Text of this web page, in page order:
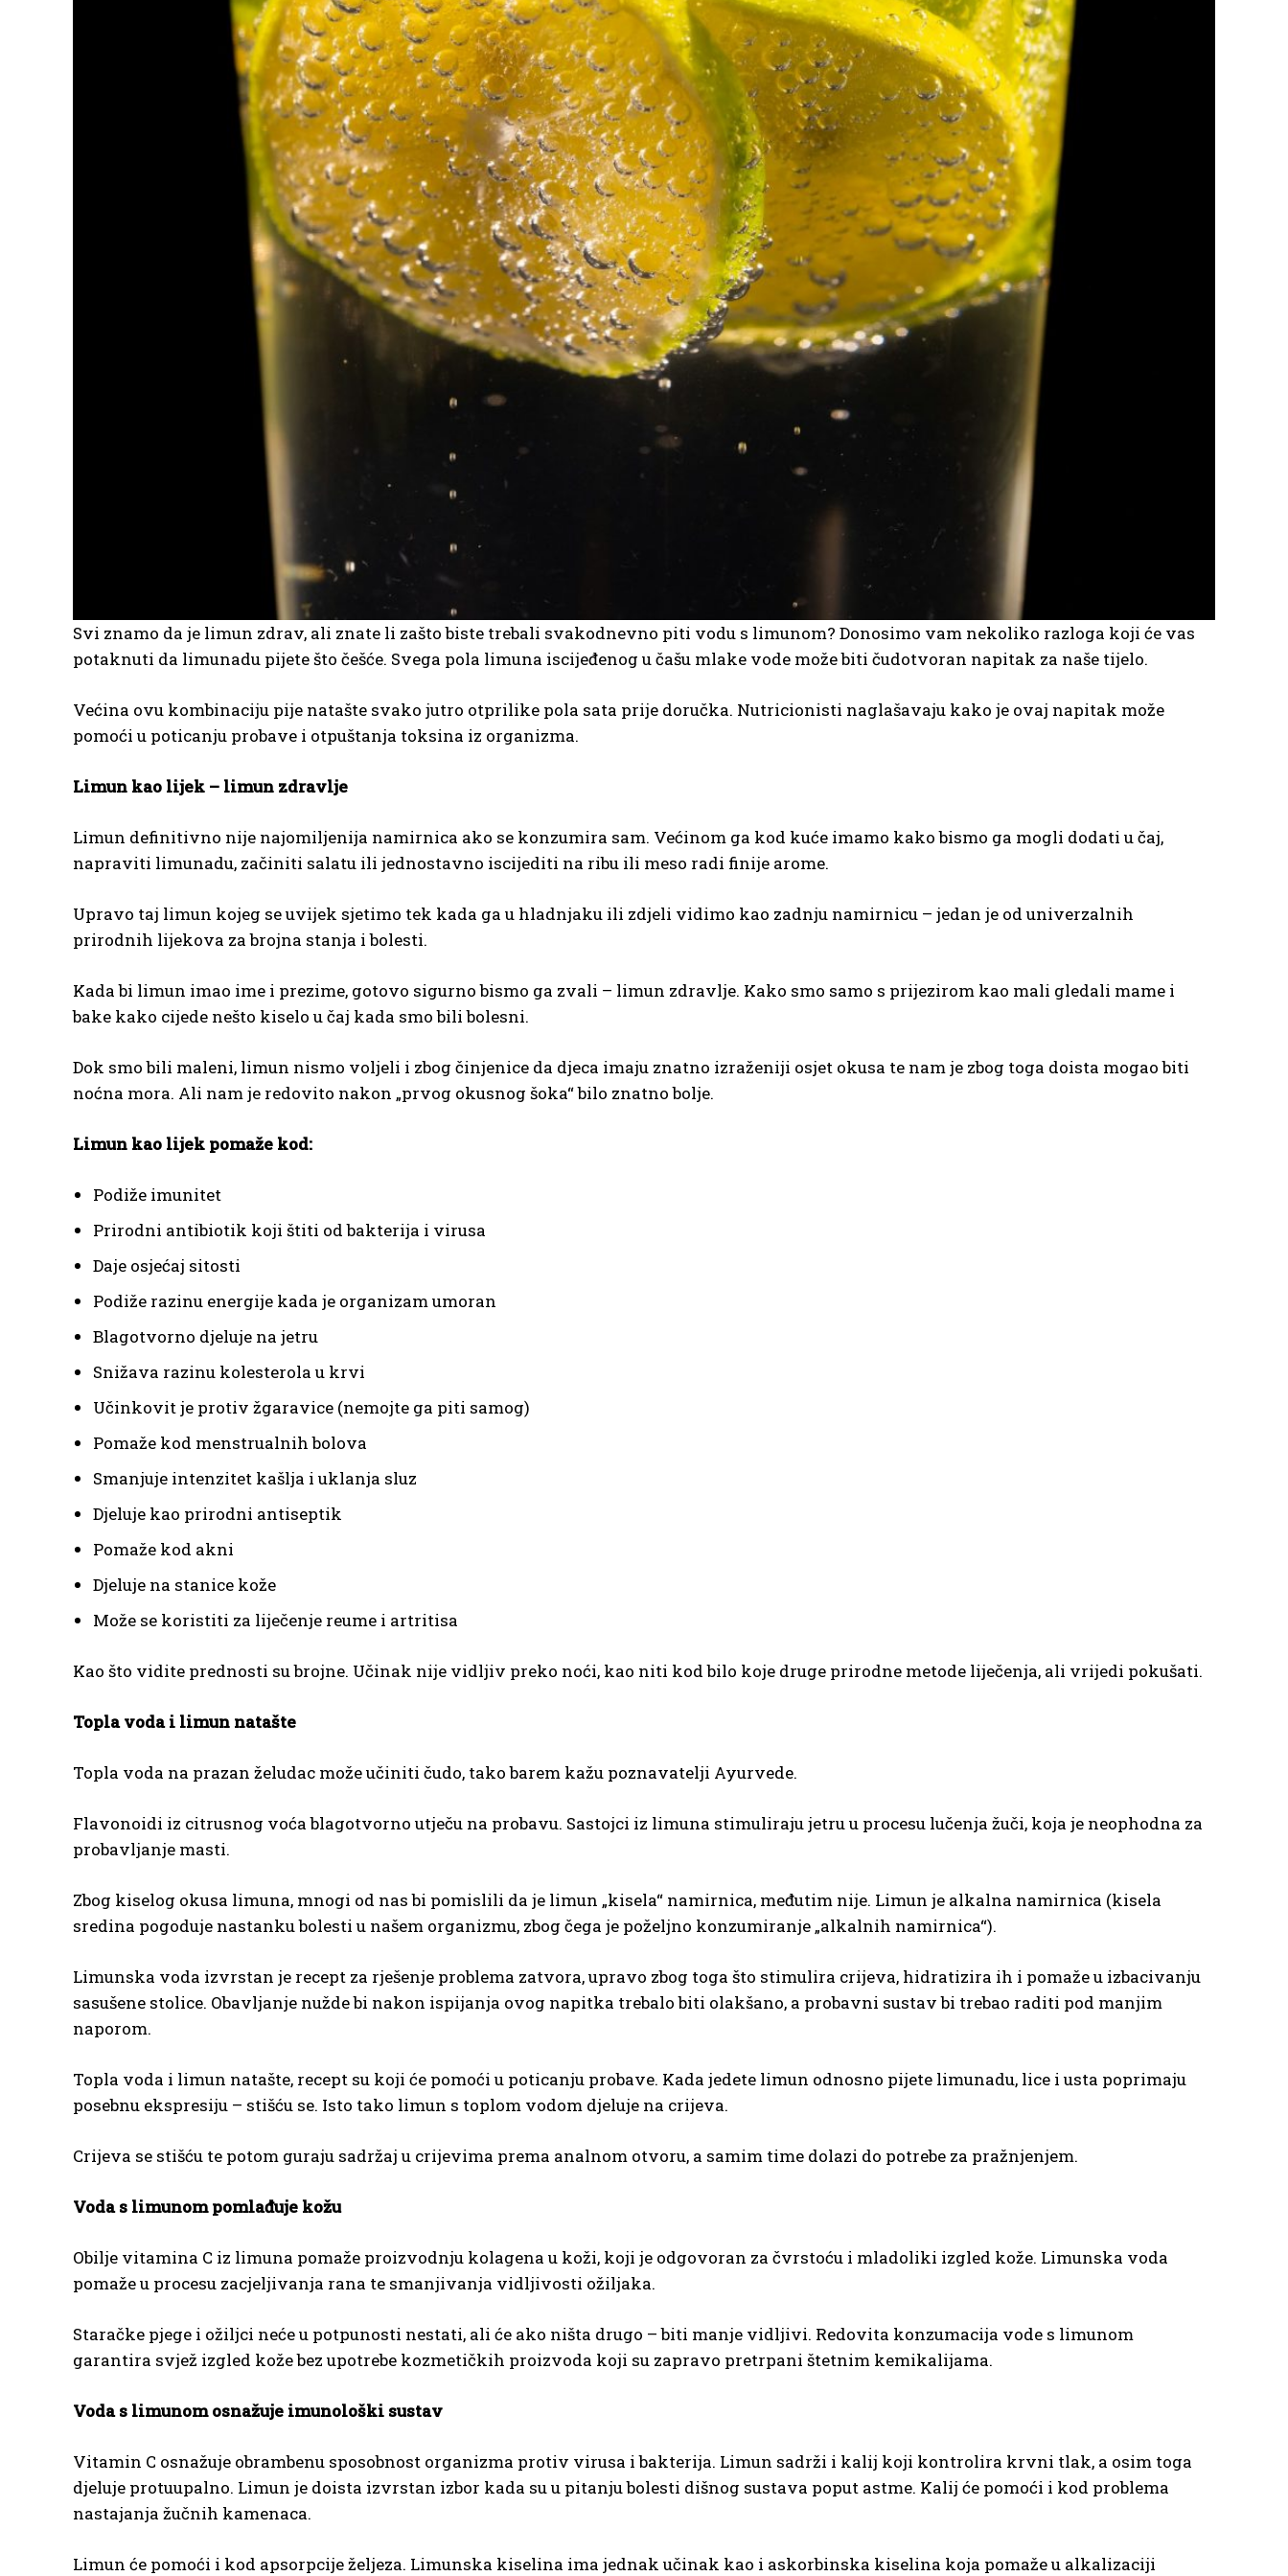
Svi znamo da je limun zdrav, ali znate li zašto biste trebali svakodnevno piti vodu s limunom? Donosimo vam nekoliko razloga koji će vas
potaknuti da limunadu pijete što češće. Svega pola limuna iscijeđenog u čašu mlake vode može biti čudotvoran napitak za naše tijelo.
Većina ovu kombinaciju pije natašte svako jutro otprilike pola sata prije doručka. Nutricionisti naglašavaju kako je ovaj napitak može
pomoći u poticanju probave i otpuštanja toksina iz organizma.
Limun kao lijek – limun zdravlje
Limun definitivno nije najomiljenija namirnica ako se konzumira sam. Većinom ga kod kuće imamo kako bismo ga mogli dodati u čaj,
napraviti limunadu, začiniti salatu ili jednostavno iscijediti na ribu ili meso radi finije arome.
Upravo taj limun kojeg se uvijek sjetimo tek kada ga u hladnjaku ili zdjeli vidimo kao zadnju namirnicu – jedan je od univerzalnih
prirodnih lijekova za brojna stanja i bolesti.
Kada bi limun imao ime i prezime, gotovo sigurno bismo ga zvali – limun zdravlje. Kako smo samo s prijezirom kao mali gledali mame i
bake kako cijede nešto kiselo u čaj kada smo bili bolesni.
Dok smo bili maleni, limun nismo voljeli i zbog činjenice da djeca imaju znatno izraženiji osjet okusa te nam je zbog toga doista mogao biti
noćna mora. Ali nam je redovito nakon „prvog okusnog šoka“ bilo znatno bolje.
Limun kao lijek pomaže kod:
Podiže imunitet
Prirodni antibiotik koji štiti od bakterija i virusa
Daje osjećaj sitosti
Podiže razinu energije kada je organizam umoran
Blagotvorno djeluje na jetru
Snižava razinu kolesterola u krvi
Učinkovit je protiv žgaravice (nemojte ga piti samog)
Pomaže kod menstrualnih bolova
Smanjuje intenzitet kašlja i uklanja sluz
Djeluje kao prirodni antiseptik
Pomaže kod akni
Djeluje na stanice kože
Može se koristiti za liječenje reume i artritisa
Kao što vidite prednosti su brojne. Učinak nije vidljiv preko noći, kao niti kod bilo koje druge prirodne metode liječenja, ali vrijedi pokušati.
Topla voda i limun natašte
Topla voda na prazan želudac može učiniti čudo, tako barem kažu poznavatelji Ayurvede.
Flavonoidi iz citrusnog voća blagotvorno utječu na probavu. Sastojci iz limuna stimuliraju jetru u procesu lučenja žuči, koja je neophodna za
probavljanje masti.
Zbog kiselog okusa limuna, mnogi od nas bi pomislili da je limun „kisela“ namirnica, međutim nije. Limun je alkalna namirnica (kisela
sredina pogoduje nastanku bolesti u našem organizmu, zbog čega je poželjno konzumiranje „alkalnih namirnica“).
Limunska voda izvrstan je recept za rješenje problema zatvora, upravo zbog toga što stimulira crijeva, hidratizira ih i pomaže u izbacivanju
sasušene stolice. Obavljanje nužde bi nakon ispijanja ovog napitka trebalo biti olakšano, a probavni sustav bi trebao raditi pod manjim
naporom.
Topla voda i limun natašte, recept su koji će pomoći u poticanju probave. Kada jedete limun odnosno pijete limunadu, lice i usta poprimaju
posebnu ekspresiju – stišću se. Isto tako limun s toplom vodom djeluje na crijeva.
Crijeva se stišću te potom guraju sadržaj u crijevima prema analnom otvoru, a samim time dolazi do potrebe za pražnjenjem.
Voda s limunom pomlađuje kožu
Obilje vitamina C iz limuna pomaže proizvodnju kolagena u koži, koji je odgovoran za čvrstoću i mladoliki izgled kože. Limunska voda
pomaže u procesu zacjeljivanja rana te smanjivanja vidljivosti ožiljaka.
Staračke pjege i ožiljci neće u potpunosti nestati, ali će ako ništa drugo – biti manje vidljivi. Redovita konzumacija vode s limunom
garantira svjež izgled kože bez upotrebe kozmetičkih proizvoda koji su zapravo pretrpani štetnim kemikalijama.
Voda s limunom osnažuje imunološki sustav
Vitamin C osnažuje obrambenu sposobnost organizma protiv virusa i bakterija. Limun sadrži i kalij koji kontrolira krvni tlak, a osim toga
djeluje protuupalno. Limun je doista izvrstan izbor kada su u pitanju bolesti dišnog sustava poput astme. Kalij će pomoći i kod problema
nastajanja žučnih kamenaca.
Limun će pomoći i kod apsorpcije željeza. Limunska kiselina ima jednak učinak kao i askorbinska kiselina koja pomaže u alkalizaciji